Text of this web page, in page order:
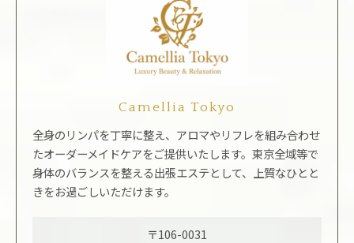
Camellia Tokyo
全身のリンパを丁寧に整え、アロマやリフレを組み合わせ
たオーダーメイドケアをご提供いたします。東京全域等で
身体のバランスを整える出張エステとして、上質なひとと
きをお過ごしいただけます。
〒106-0031